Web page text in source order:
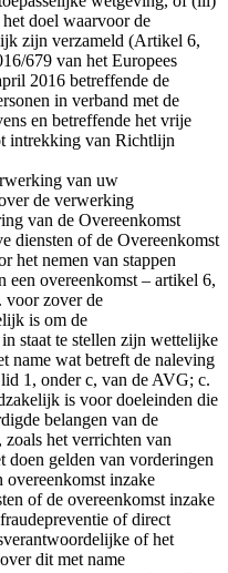
doel waarvoor de
zijn verzameld (Artikel 6,
679 van het Europees
2016 betreffende de
in verband met de
en betreffende het vrije
intrekking van Richtlijn
van uw
de verwerking
van de Overeenkomst
diensten of de Overeenkomst
het nemen van stappen
een overeenkomst – artikel 6,
voor zover de
is om de
staat te stellen zijn wettelijke
name wat betreft de naleving
1, onder c, van de AVG; c.
is voor doeleinden die
belangen van de
het verrichten van
doen gelden van vorderingen
overeenkomst inzake
of de overeenkomst inzake
of direct
of het
dit met name